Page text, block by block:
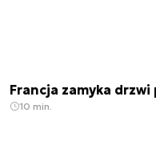
Francja zamyka drzwi
10 min.